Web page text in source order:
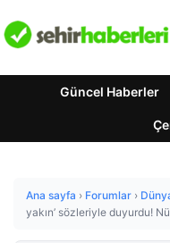
Güncel Haberler
Ana sayfa › Forumlar ›
yakın’ sözleriyle duyurdu!